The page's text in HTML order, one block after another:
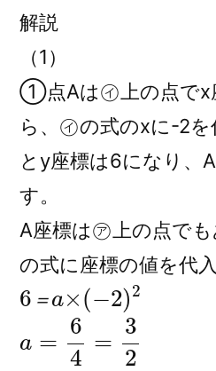
解説
（1）
①点Aは㋑上の点でx
ら、㋑の式のxに-2
とy座標は6になり、
す。
A座標は㋐上の点で
の式に座標の値を代入
6 ＝
a× (− 2)2
4=